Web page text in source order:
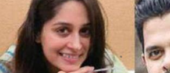
ट्रॉफी के लिए एक-दूसरे
चुनौती
लेखन स्वाति पाण्डेय Dec 12, 2018 03:49 pm